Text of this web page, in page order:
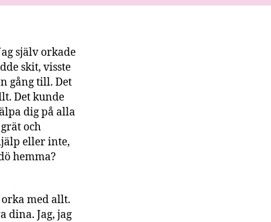
själv orkade
skit, visste
gång till. Det
Det kunde
dig på alla
och
eller inte,
hemma?
med allt.
dina. Jag, jag